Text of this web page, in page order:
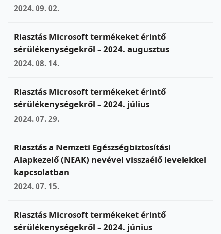
2024. 09. 02.
Riasztás Microsoft termékeket érintő
sérülékenységekről – 2024. augusztus
2024. 08. 14.
Riasztás Microsoft termékeket érintő
sérülékenységekről – 2024. július
2024. 07. 29.
Riasztás a Nemzeti Egészségbiztosítási
Alapkezelő (NEAK) nevével visszaélő levelekkel
kapcsolatban
2024. 07. 15.
Riasztás Microsoft termékeket érintő
sérülékenységekről – 2024. június